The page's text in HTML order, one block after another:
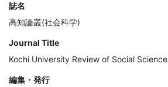
誌名
高知論叢(社会科学)
Journal Title
Kochi University Review of Social Science
編集・発行